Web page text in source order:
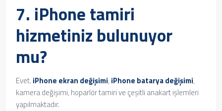
7. iPhone tamiri
hizmetiniz bulunuyor
mu?
Evet. iPhone ekran değişimi, iPhone batarya değişimi,
kamera değişimi, hoparlör tamiri ve çeşitli anakart işlemleri
yapılmaktadır.